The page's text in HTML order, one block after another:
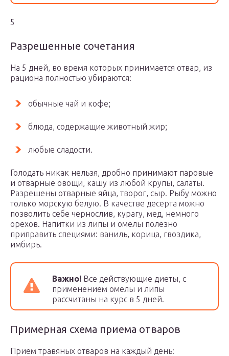
5
Разрешенные сочетания
На 5 дней, во время которых принимается отвар, из
рациона полностью убираются:
обычные чай и кофе;
блюда, содержащие животный жир;
любые сладости.
Голодать никак нельзя, дробно принимают паровые
и отварные овощи, кашу из любой крупы, салаты.
Разрешены отварные яйца, творог, сыр. Рыбу можно
только морскую белую. В качестве десерта можно
позволить себе чернослив, курагу, мед, немного
орехов. Напитки из липы и омелы полезно
приправить специями: ваниль, корица, гвоздика,
имбирь.
Важно! Все действующие диеты, с
применением омелы и липы
рассчитаны на курс в 5 дней.
Примерная схема приема отваров
Прием травяных отваров на каждый день: